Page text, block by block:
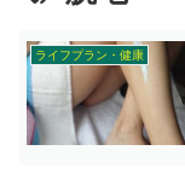
ライフプラン・健康